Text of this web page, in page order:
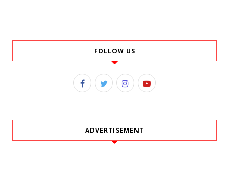
FOLLOW US
ADVERTISEMENT